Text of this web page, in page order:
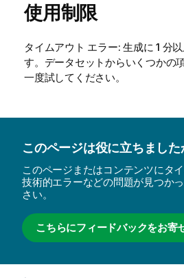
使用制限
タイムアウト エラー: 生成に 1 分
す。データセットからいくつかの
一度試してください。
このページは役に立ちました
このページまたはコンテンツにタ
技術的エラーなどの問題が見つか
さい。
こちらにフィードバックをお寄